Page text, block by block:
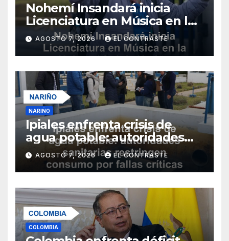
Nohemí Insandará inicia
Licenciatura en Música en la
Universidad de Nariño
AGOSTO 7, 2026 EL CONTRASTE
NARIÑO
Ipiales enfrenta crisis de
agua potable: autoridades
sanitarias restringen
consumo por fallas críticas
en tratamiento
AGOSTO 7, 2026 EL CONTRASTE
COLOMBIA